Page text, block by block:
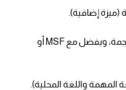
إضافية).
- خبرة عملية سابقة في الترجمة، ويفضل مع MSF أو
المهمة واللغة المحلية).